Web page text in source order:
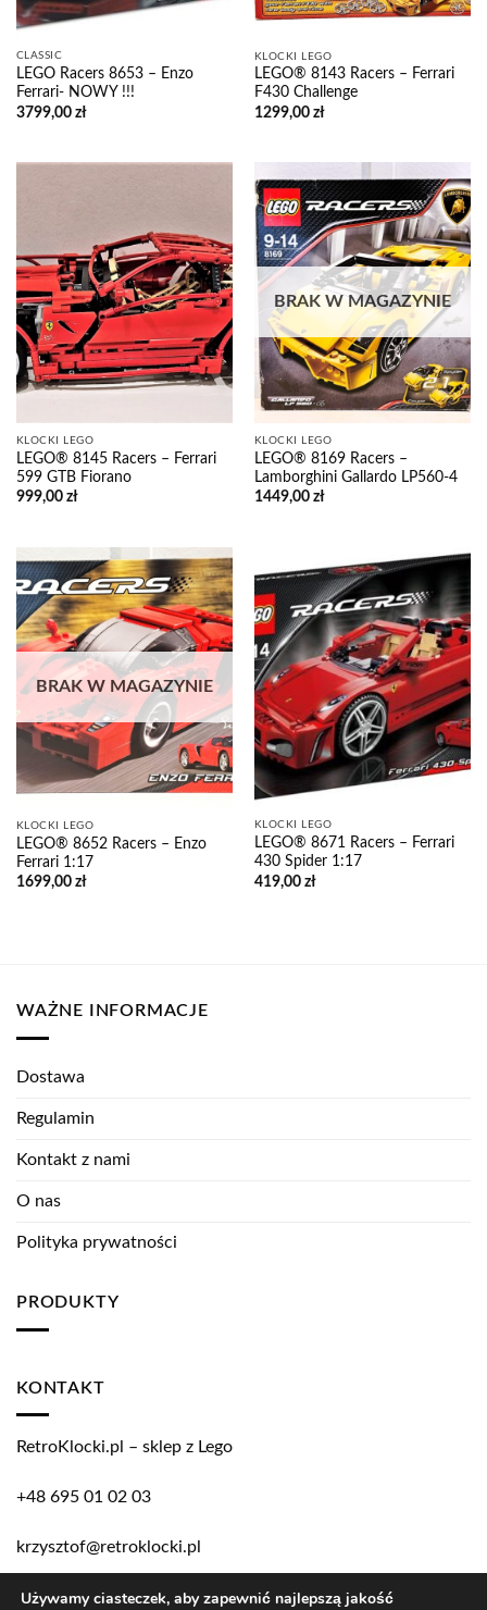
CLASSIC
LEGO Racers 8653 – Enzo
Ferrari- NOWY !!!
3799,00 zł
KLOCKI LEGO
LEGO® 8143 Racers – Ferrari
F430 Challenge
1299,00 zł
KLOCKI LEGO
LEGO® 8145 Racers – Ferrari
599 GTB Fiorano
999,00 zł
BRAK W MAGAZYNIE
KLOCKI LEGO
LEGO® 8169 Racers –
Lamborghini Gallardo LP560-4
1449,00 zł
BRAK W MAGAZYNIE
KLOCKI LEGO
LEGO® 8652 Racers – Enzo
Ferrari 1:17
1699,00 zł
KLOCKI LEGO
LEGO® 8671 Racers – Ferrari
430 Spider 1:17
419,00 zł
WAŻNE INFORMACJE
Dostawa
Regulamin
Kontakt z nami
O nas
Polityka prywatności
PRODUKTY
KONTAKT
RetroKlocki.pl – sklep z Lego
+48 695 01 02 03
krzysztof@retroklocki.pl
Używamy ciasteczek, aby zapewnić najlepszą jakość